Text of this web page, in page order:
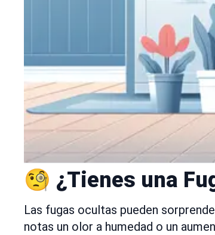
🧐 ¿Tienes una
Las fugas ocultas pueden
notas un olor a humedad o un